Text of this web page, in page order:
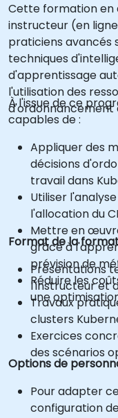
Cette formation en
instructeur (en
praticiens avancés
techniques
d'apprentissage
l'utilisation des
d'ordonnancement
À l'issue de ce
capables de :
Appliquer des
décisions
travail dans
Utiliser
l'allocation du
Mettre en
grâce à
prévision de
Réduire les
une
Format de la
Présentations
l'instructeur et
Travaux
clusters
Exercices
des scénarios
Options de
Pour adapter
configuration